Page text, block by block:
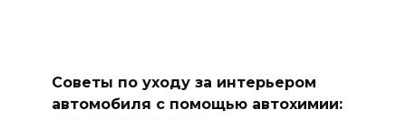
Советы по уходу за интерьером
автомобиля с помощью автохимии: